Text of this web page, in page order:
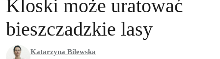
Kloski może uratować
bieszczadzkie lasy
Katarzyna Bilewska